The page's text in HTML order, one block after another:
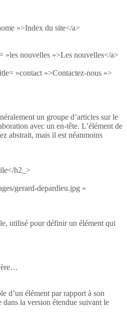
»>Index du site</a>
»les nouvelles »>Les nouvelles</a>
»contact »>Contactez-nous »>
un groupe d’articles sur le
avec un en-tête. L’élément de
abstrait, mais il est néanmoins
h2_>
gerard-depardieu.jpg »
utilisé pour définir un élément qui
d’un élément par rapport à son
dans la version étendue suivant le